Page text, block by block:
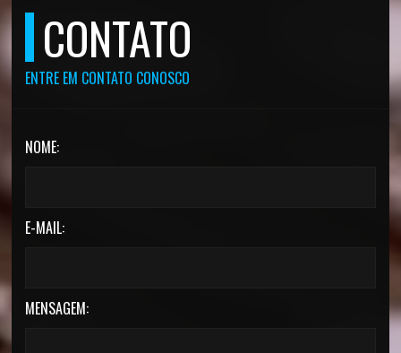
CONTATO
ENTRE EM CONTATO CONOSCO
NOME:
E-MAIL:
MENSAGEM: